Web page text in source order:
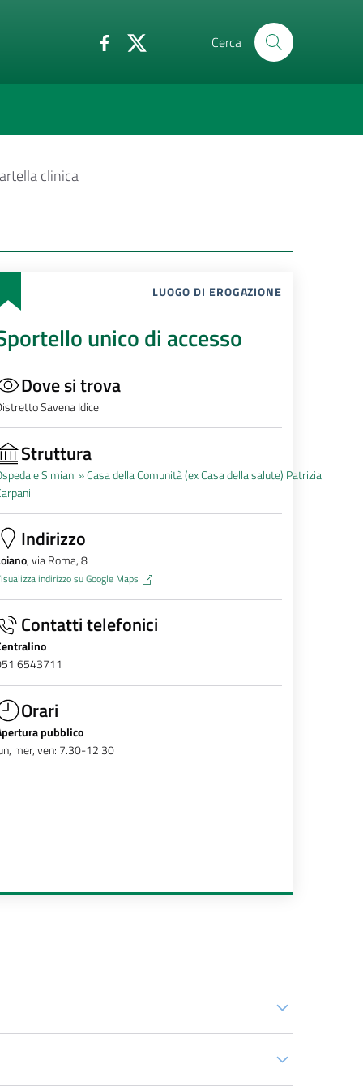
Cerca
clinica
LUOGO DI EROGAZIONE
unico di accesso
Dove si trova
Savena Idice
Struttura
Simiani »Casa della Comunità (ex Casa della salute) Patrizia
Indirizzo
, via Roma, 8
indirizzo su Google Maps
Contatti telefonici
6543711
Orari
pubblico
mer, ven: 7.30-12.30